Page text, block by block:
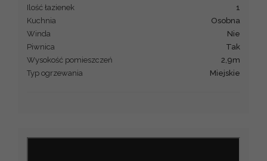
Ilość łazienek
1
Kuchnia
Osobna
Winda
Nie
Piwnica
Tak
Wysokość pomieszczeń
2,9m
Typ ogrzewania
Miejskie